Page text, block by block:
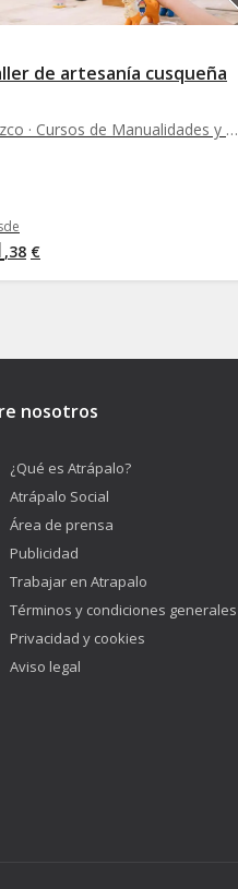
de artesanía cusqueña
Cuzco · Cursos de Manualidades y DIY
,38 €
nosotros
¿Qué es Atrápalo?
Atrápalo Social
Área de prensa
Publicidad
Trabajar en Atrapalo
Términos y condiciones generales
Privacidad y cookies
Aviso legal